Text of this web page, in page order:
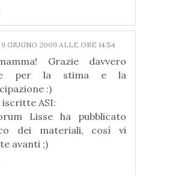
9 GIUGNO 2009 ALLE ORE 14:54
Grazie davvero
per la stima e la
:)
iscritte ASI:
Lisse ha pubblicato
dei materiali, così vi
avanti ;)